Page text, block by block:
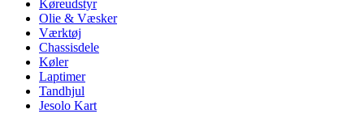
Køreudstyr
Olie & Væsker
Værktøj
Chassisdele
Køler
Laptimer
Tandhjul
Jesolo Kart